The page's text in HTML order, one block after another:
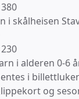
i skålheisen
i alderen 0-6
i
og